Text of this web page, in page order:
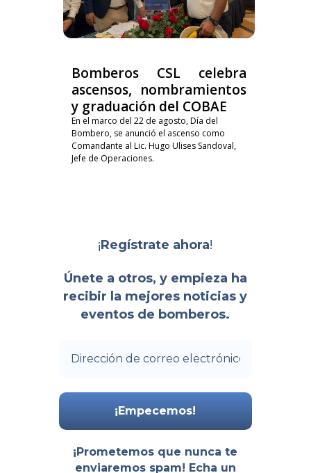
Bomberos CSL celebra
ascensos, nombramientos
y graduación del COBAE
En el marco del 22 de agosto, Día del
Bombero, se anunció el ascenso como
Comandante al Lic. Hugo Ulises Sandoval,
Jefe de Operaciones.
¡Regístrate ahora!
Únete a otros, y empieza ha
recibir la mejores noticias y
eventos de bomberos.
¡Prometemos que nunca te
enviaremos spam! Echa un